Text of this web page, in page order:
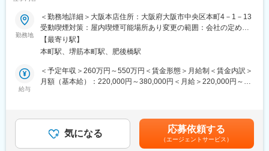
■同社の魅力と特徴：
【1840年創業／売上高1兆超え／歴史と技術の鹿島建設】
同社は、江戸の大工業からはじまり、洋館建築で名を馳せ、「洋
館建築の鹿島」と呼ばれるほか、その後明治・大正・昭和と時代
毎に「鉄道の鹿島」「ダムの鹿島」と大きな実績を残しながら、
人々が安心・安全・快適に暮らすことが出来る社会を目指し、建
建築工事に関わるあらゆる生産プロセスの変革を推進し、生産性
向上を目指す「鹿島スマート生産ビジョン」を策定。ICTを活用し
たロボット技術の開発や自動化施工のため技術開発を行っていま
◎スーパーゼネコンで最先端の技術に触れながらキャリアアッ
プ！
◎DXを推進しながら働き方改革も促進中！
◎地場ゼネコンからの中途入社の方が増えています！
■業務内容
スーパーゼネコンの一角で、建物を「作品」と称し品質重視を貫
ーポレート部門もしくは、設計部、見積部、技術部などの事業部
門での業務を担当いただきます。ご自身の強みや適性、ご意向を
踏まえて担当業務を検討させていただきます。
勤務地
＜勤務地詳細＞大阪本店住所：大阪府大阪市中央区本町4－1－13
受動喫煙対策：屋内喫煙可能場所あり変更の範囲：会社の定める
事業所（ただし転居を伴う異動は無し）
【最寄り駅】
本町駅、堺筋本町駅、肥後橋駅
給与
＜予定年収＞260万円～550万円＜賃金形態＞月給制＜賃金内訳＞
月額（基本給）：220,000円～380,000円＜月給＞220,000円～
手当は別途支給※これまでの経験に応じて個別に設定します・昇給
／原則無し・賞与／年2回賃金はあくまでも目安の金額であり、選
考を通じて上下する可能性があります。月給(月額)は固定手当を含
気になる 応募依頼する
（エージェントサービス）